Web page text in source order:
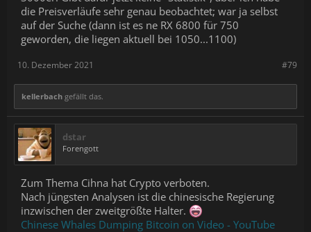
die Preisverläufe sehr genau beobachtet; war ja selbst
auf der Suche (dann ist es ne RX 6800 für 750
geworden, die liegen aktuell bei 1050...1100)
#79
10. Dezember 2021
kellerbach gefällt das.
dstar
Forengott
Zum Thema Cihna hat Crypto verboten.
Nach jüngsten Analysen ist die chinesische Regierung
inzwischen der zweitgrößte Halter.
Chinese Whales Dumping Bitcoin on Video - YouTube